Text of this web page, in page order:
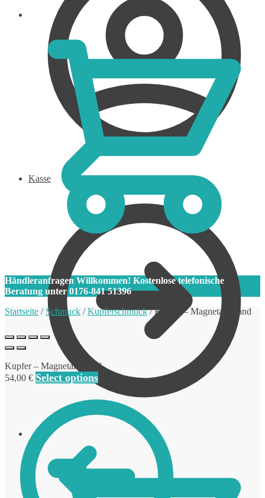
Kasse
0,00 €
Händleranfragen Willkommen! Kostenlose telefonische
Beratung unter 0176-841 51396
Startseite / Schmuck /Kupferschmuck/Kupfer – Magnetarmband
Kupfer – Magnetarmband
54,00 € Select options